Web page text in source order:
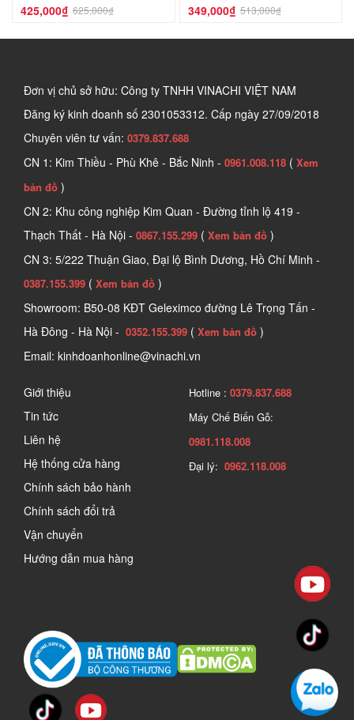
425,000₫ 625,000₫
349,000₫ 513,000₫
Đơn vị chủ sở hữu: Công ty TNHH VINACHI VIỆT NAM
Đăng ký kinh doanh số 2301053312. Cấp ngày 27/09/2018
Chuyên viên tư vấn: 0379.837.688
CN 1: Kim Thiều - Phù Khê - Bắc Ninh - 0961.008.118 ( Xem
bản đồ )
CN 2: Khu công nghiệp Kim Quan - Đường tỉnh lộ 419 -
Thạch Thất - Hà Nội - 0867.155.299 ( Xem bản đồ )
CN 3: 5/222 Thuận Giao, Đại lộ Bình Dương, Hồ Chí Minh -
0387.155.399 ( Xem bản đồ )
Showroom: B50-08 KĐT Geleximco đường Lê Trọng Tấn -
Hà Đông - Hà Nội - 0352.155.399 ( Xem bản đồ )
Email: kinhdoanhonline@vinachi.vn
Giới thiệu
Tin tức
Liên hệ
Hệ thống cửa hàng
Chính sách bảo hành
Chính sách đổi trả
Vận chuyển
Hướng dẫn mua hàng
Hotline : 0379.837.688
Máy Chế Biến Gỗ:
0981.118.008
Đại lý: 0962.118.008